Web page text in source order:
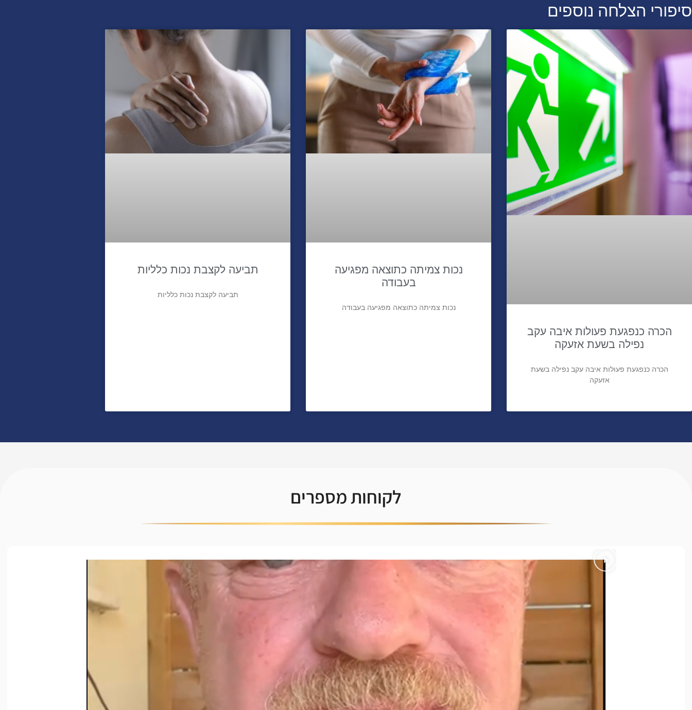
סיפורי הצלחה נוספים
הכרה כנפגעת פעולות איבה עקב
נפילה בשעת אזעקה
הכרה כנפגעת פעולות איבה עקב נפילה בשעת
אזעקה
נכות צמיתה כתוצאה מפגיעה
בעבודה
נכות צמיתה כתוצאה מפגיעה בעבודה
תביעה לקצבת נכות כלליות
תביעה לקצבת נכות כלליות
לקוחות מספרים